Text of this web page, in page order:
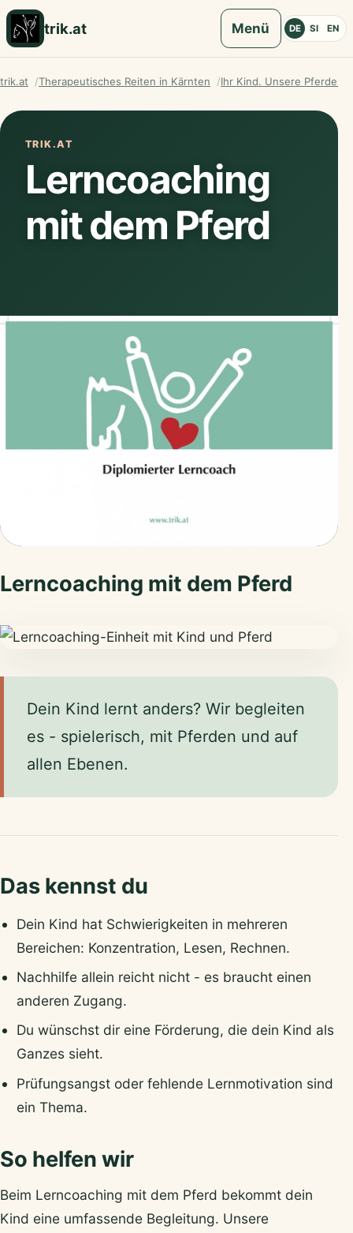
trik.at Menü DE SI EN
trik.at Therapeutisches Reiten in Kärnten Ihr Kind. Unsere Pferde.
TRIK.AT
Lerncoaching
mit dem Pferd
Lerncoaching mit dem Pferd
Dein Kind lernt anders? Wir begleiten
es - spielerisch, mit Pferden und auf
allen Ebenen.
Das kennst du
Dein Kind hat Schwierigkeiten in mehreren
Bereichen: Konzentration, Lesen, Rechnen.
Nachhilfe allein reicht nicht - es braucht einen
anderen Zugang.
Du wünschst dir eine Förderung, die dein Kind als
Ganzes sieht.
Prüfungsangst oder fehlende Lernmotivation sind
ein Thema.
So helfen wir
Beim Lerncoaching mit dem Pferd bekommt dein
Kind eine umfassende Begleitung. Unsere